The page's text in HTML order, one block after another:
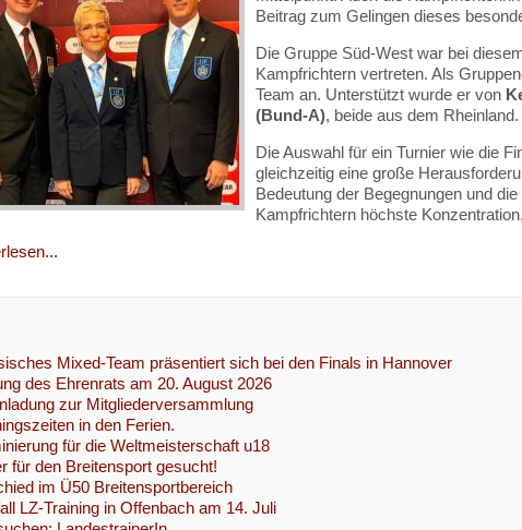
Beitrag zum Gelingen dieses
Die Gruppe Süd-West war bei
Kampfrichtern vertreten. Als
Team an. Unterstützt wurde er von
(Bund-A), beide aus dem Rheinland.
Die Auswahl für ein Turnier wie die
gleichzeitig eine große
Bedeutung der Begegnungen und
Kampfrichtern höchste
Mixed-Team präsentiert sich bei den Finals in Hannover
des Ehrenrats am 20. August 2026
zur Mitgliederversammlung
in den Ferien.
für die Weltmeisterschaft u18
für den Breitensport gesucht!
im Ü50 Breitensportbereich
LZ-Training in Offenbach am 14. Juli